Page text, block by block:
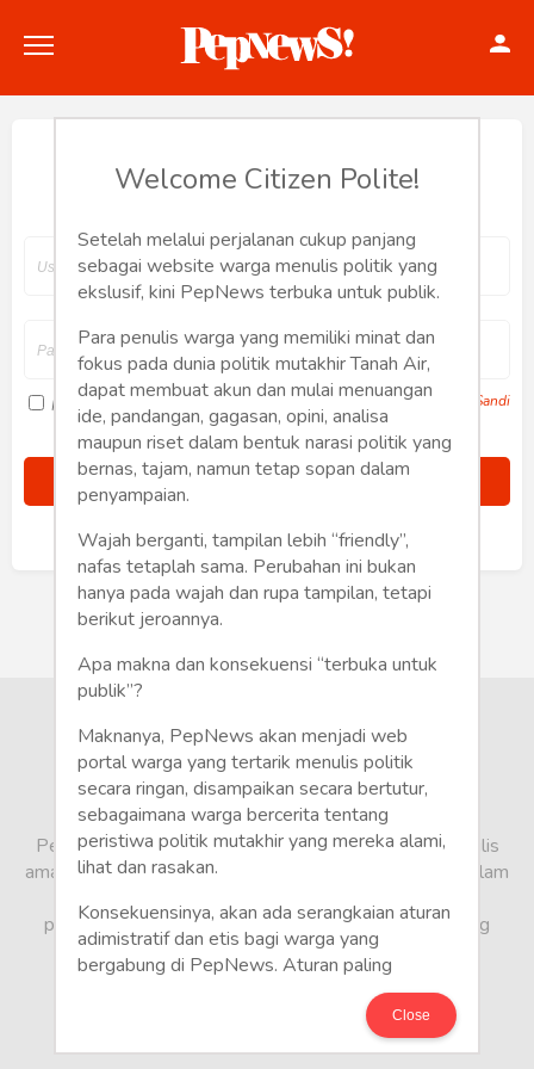
Politik
Hankam
Internasional
Bisnis
Humaniora
Sketsa
Tekno
Gaya
Wisata
Wanita
Hey, Welcome back.
Ingat saya Lupa Sandi
Buat Akun Baru
Welcome Citizen Polite!
Setelah melalui perjalanan cukup panjang
sebagai website warga menulis politik yang
ekslusif, kini PepNews terbuka untuk publik.
Para penulis warga yang memiliki minat dan
fokus pada dunia politik mutakhir Tanah Air,
dapat membuat akun dan mulai menuangan
ide, pandangan, gagasan, opini, analisa
maupun riset dalam bentuk narasi politik yang
bernas, tajam, namun tetap sopan dalam
penyampaian.
Wajah berganti, tampilan lebih “friendly”,
nafas tetaplah sama. Perubahan ini bukan
hanya pada wajah dan rupa tampilan, tetapi
berikut jeroannya.
Apa makna dan konsekuensi “terbuka untuk
publik”?
Maknanya, PepNews akan menjadi web
portal warga yang tertarik menulis politik
secara ringan, disampaikan secara bertutur,
sebagaimana warga bercerita tentang
peristiwa politik mutakhir yang mereka alami,
lihat dan rasakan.
Konsekuensinya, akan ada serangkaian aturan
adimistratif dan etis bagi warga yang
bergabung di PepNews. Aturan paling
mendasar adalah setiap penulis wajib
menggunakan identitas asli sesuai kartu
keterangan penduduk. Demikian juga foto
Close
PepNews.com adalah media warga, tempat bagi penulis
amatir dan profesional menyampaikan berbagai opini dalam
pandang tidak biasa, yang berbeda dari sudut pandang
berita media arus utama.